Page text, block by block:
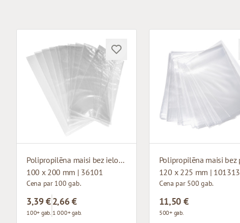
Polipropilēna maisi bez ieloces
100 x 200 mm | 36101
Cena par 100 gab.
3,39 €
100+ gab.
2,66 €
1 000+ gab.
120 x 225 mm | 101313
Cena par 500 gab.
11,50 €
500+ gab.